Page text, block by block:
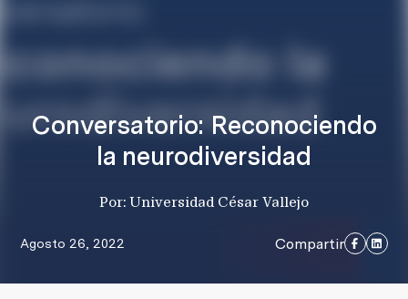
Conversatorio: Reconociendo
la neurodiversidad
Por: Universidad César Vallejo
Agosto 26, 2022 Compartir